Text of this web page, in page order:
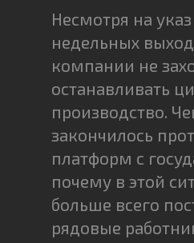
Несмотря на
недельных
компании не
останавливать
производство.
закончилось
платформ с
почему в этой
больше всего
рядовые